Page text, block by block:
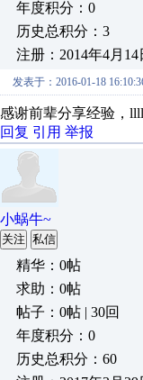
年度积分：0
历史总积分：3
注册：2014年4月14
发表于：2016-01-18
感谢前辈分享经验，
回复 引用 举报
小蜗牛~
关注 私信
精华：0帖
求助：0帖
帖子：0帖 | 30回
年度积分：0
历史总积分：60